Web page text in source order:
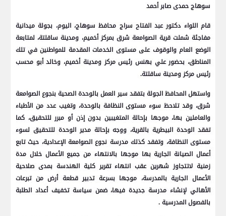
سوهاج حمدى صابر أحمد
قام اللواء دكتور عبد الفتاح سراج محافظ سوهاج، اليوم، بجولة ميدانية
مفاجئة شملت قرية الصوامعة شرق بمركز أخميم، ومدينة ساقلتة، لمتابعة
الوضع العام والوقوف على مستوى الخدمات المقدمة للمواطنين في تلك
المناطق، بحضور علي بهنس رئيس مركز ومدينة أخميم، وخالد أبو محسب
رئيس مركز ومدينة ساقلتة.
واستهل المحافظ الجولة بتفقد سير العمل بالوحدة الصحية بنجوع الصوامعة
شرق، وقد تلاحظ سوء مستوى النظافة بالوحدة، وتغيب عدد من الأطباء
والعاملين بها، موجها بإحالة المتغيبين بدون إذن أو مبرر للتحقيق، كما
تفقد الوحدة البيطرية بالقرية، ووجه بإحالة مدير الوحدة للتحقيق لسوء
مستوى النظافة، وتفقد كذلك مدرسة نجوع الصوامعة الإعدادية، حيث تابع
أعمال الصيانة الجارية بها موجها بالانتهاء من جميع الأعمال خلال مدة
زمنية لاتتجاوز شهرين عقب انتهاء تقرير كلية الهندسة بمدى صلاحية
الأعمال الجارية بالمدرسة، موجها بسرعة تدبير قطعة أرض من تبرعات
الأهالي لإنشاء مدرسة جديدة فيها، ضمن سياسة تخفيف أعداد الطلبة
بالفصول المدرسية .